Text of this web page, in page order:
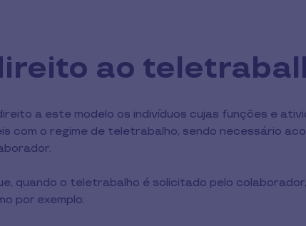
ao
a este modelo os indivíduos cujas funções e
com o regime de teletrabalho, sendo necessário
quando o teletrabalho é solicitado pelo
por exemplo: